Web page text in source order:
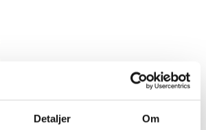
Detaljer Om